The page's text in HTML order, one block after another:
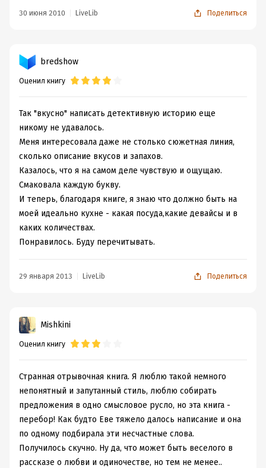
мной.". Немного не продуманный момент. И не могу я
быть надо, девушка, и не придется в итоге убивать
парней, когда ты им наскучишь.
30 июня 2010 LiveLib Поделиться
bredshow
Оценил книгу
Так "вкусно" написать детективную историю еще
никому не удавалось.
Меня интересовала даже не столько сюжетная линия,
сколько описание вкусов и запахов.
Казалось, что я на самом деле чувствую и ощущаю.
Смаковала каждую букву.
И теперь, благодаря книге, я знаю что должно быть на
моей идеально кухне - какая посуда,какие девайсы и в
каких количествах.
Понравилось. Буду перечитывать.
29 января 2013 LiveLib Поделиться
Mishkini
Оценил книгу
Странная отрывочная книга. Я люблю такой немного
непонятный и запутанный стиль, люблю собирать
предложения в одно смысловое русло, но эта книга -
перебор! Как будто Еве тяжело далось написание и она
по одному подбирала эти несчастные слова.
Получилось скучно. Ну да, что может быть веселого в
рассказе о любви и одиночестве, но тем не менее..